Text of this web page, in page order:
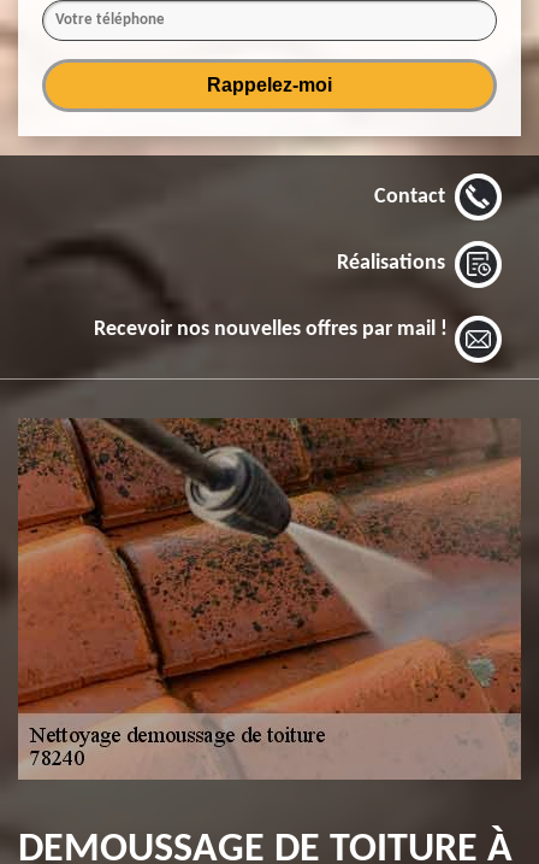
Contact
Réalisations
Recevoir nos nouvelles offres par mail !
DEMOUSSAGE DE TOITURE À